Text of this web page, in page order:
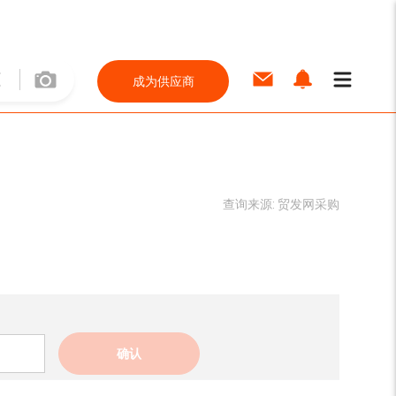
成为供应商
查询来源: 贸发网采购
确认